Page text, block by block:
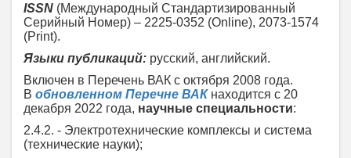
ISSN (Международный Стандартизированный
Серийный Номер) – 2225-0352 (Online), 2073-1574
(Print).
Языки публикаций: русский, английский.
Включен в Перечень ВАК с октября 2008 года.
В обновленном Перечне ВАКнаходится с 20
декабря 2022 года, научные специальности:
2.4.2. - Электротехнические комплексы и система
(технические науки);